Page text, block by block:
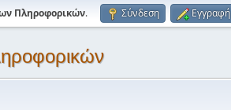
Πληροφορικών. Σύνδεση Εγγραφή